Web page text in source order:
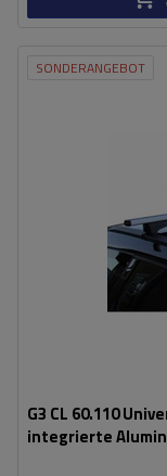
SONDERANGEBOT
G3 CL 60.110
integrierte